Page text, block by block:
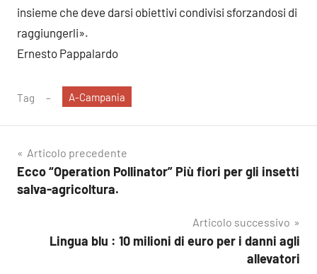
insieme che deve darsi obiettivi condivisi sforzandosi di
raggiungerli».
Ernesto Pappalardo
Tag A-Campania
Navigazione
articoli
Articolo precedente
Ecco “Operation Pollinator” Più fiori per gli insetti
salva-agricoltura.
Articolo successivo
Lingua blu : 10 milioni di euro per i danni agli
allevatori